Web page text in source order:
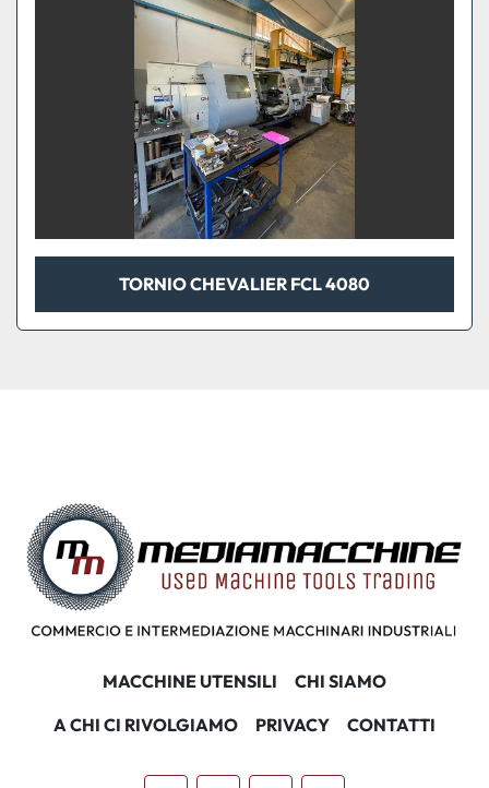
TORNIO CHEVALIER FCL 4080
MACCHINE UTENSILI
CHI SIAMO
A CHI CI RIVOLGIAMO
PRIVACY CONTATTI